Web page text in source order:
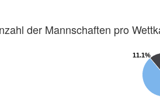
der Mannschaften pro
11.1%
11.1%